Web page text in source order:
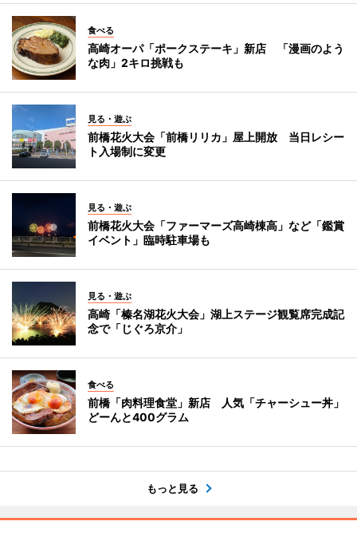
食べる
高崎オーパ「ポークステーキ」新店 「漫画のよう
な肉」2キロ挑戦も
見る・遊ぶ
前橋花火大会「前橋リリカ」屋上開放 当日レシー
ト入場制に変更
見る・遊ぶ
前橋花火大会「ファーマーズ高崎棟高」など「鑑賞
イベント」臨時駐車場も
見る・遊ぶ
高崎「榛名湖花火大会」湖上ステージ観覧席完成記
念で「じぐろ京介」
食べる
前橋「肉料理食堂」新店 人気「チャーシュー丼」
どーんと400グラム
もっと見る